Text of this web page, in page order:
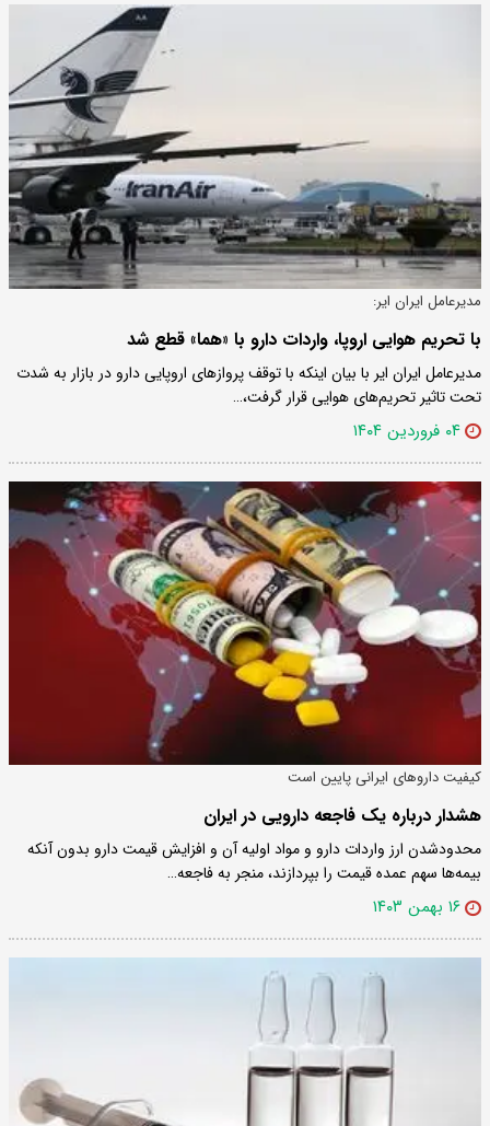
مدیرعامل ایران ایر:
با تحریم هوایی اروپا، واردات دارو با «هما» قطع شد
مدیرعامل ایران ایر با بیان اینکه با توقف پروازهای اروپایی دارو در بازار به شدت
تحت تاثیر تحریم‌های هوایی قرار گرفت،…
۰۴ فروردین ۱۴۰۴
کیفیت دارو‌های ایرانی پایین است
هشدار درباره یک فاجعه دارویی در ایران
محدودشدن ارز واردات دارو و مواد اولیه آن و افزایش قیمت دارو بدون آنکه
بیمه‌ها سهم عمده قیمت را بپردازند، منجر به فاجعه…
۱۶ بهمن ۱۴۰۳